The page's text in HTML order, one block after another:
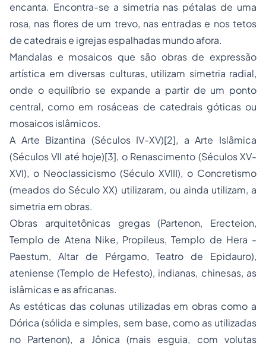
encanta. Encontra-se a simetria nas pétalas de uma
rosa, nas flores de um trevo, nas entradas e nos tetos
de catedrais e igrejas espalhadas mundo afora.
Mandalas e mosaicos que são obras de expressão
artística em diversas culturas, utilizam simetria radial,
onde o equilíbrio se expande a partir de um ponto
central, como em rosáceas de catedrais góticas ou
mosaicos islâmicos.
A Arte Bizantina (Séculos IV-XV)[2], a Arte Islâmica
(Séculos VII até hoje)[3], o Renascimento (Séculos XV-
XVI), o Neoclassicismo (Século XVIII), o Concretismo
(meados do Século XX) utilizaram, ou ainda utilizam, a
simetria em obras.
Obras arquitetônicas gregas (Partenon, Erecteion,
Templo de Atena Nike, Propileus, Templo de Hera -
Paestum, Altar de Pérgamo, Teatro de Epidauro),
ateniense (Templo de Hefesto), indianas, chinesas, as
islâmicas e as africanas.
As estéticas das colunas utilizadas em obras como a
Dórica (sólida e simples, sem base, como as utilizadas
no Partenon), a Jônica (mais esguia, com volutas